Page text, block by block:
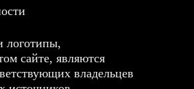
логотипы,
сайте, являются
владельцев